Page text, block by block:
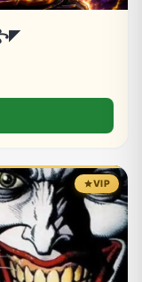
VIP